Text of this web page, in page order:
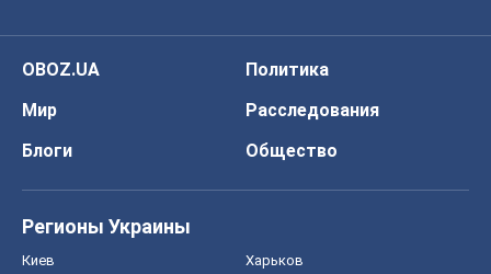
OBOZ.UA
Политика
Мир
Расследования
Блоги
Общество
Регионы Украины
Киев Харьков